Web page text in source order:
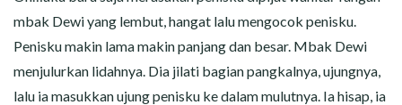
mbak Dewi yang lembut, hangat lalu mengocok penisku.
Penisku makin lama makin panjang dan besar. Mbak Dewi
menjulurkan lidahnya. Dia jilati bagian pangkalnya, ujungnya,
lalu ia masukkan ujung penisku ke dalam mulutnya. Ia hisap, ia